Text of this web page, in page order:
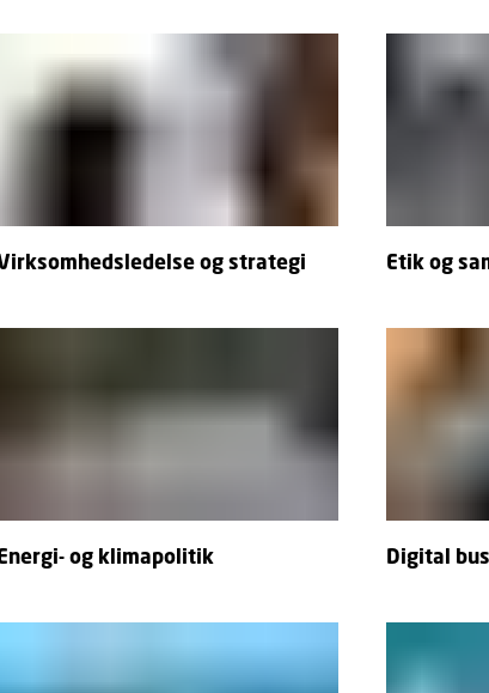
og strategi Etik og
og klimapolitik Digital